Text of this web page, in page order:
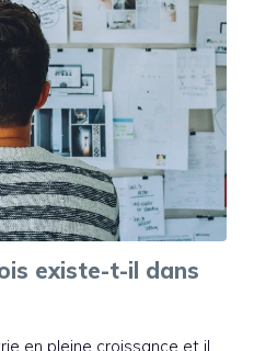
existe-t-il dans
en pleine croissance et il